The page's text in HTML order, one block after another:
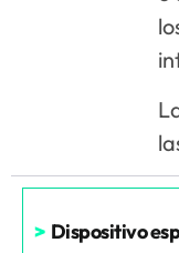
> Dispositivo